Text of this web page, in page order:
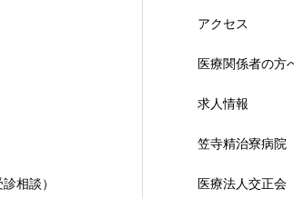
相談）
アクセス
医療関係者の方
求人情報
笠寺精治寮病院
医療法人交正会